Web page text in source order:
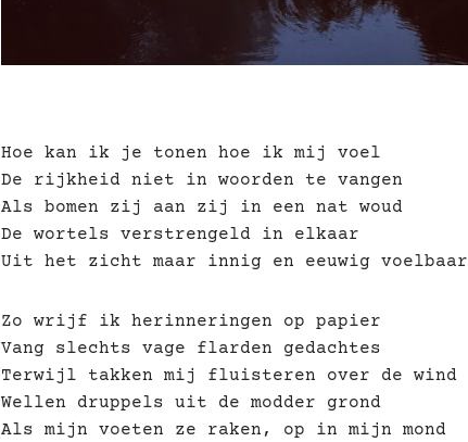
Hoe kan ik je tonen hoe ik mij voel
De rijkheid niet in woorden te vangen
Als bomen zij aan zij in een nat woud
De wortels verstrengeld in elkaar
Uit het zicht maar innig en eeuwig voelbaar
Zo wrijf ik herinneringen op papier
Vang slechts vage flarden gedachtes
Terwijl takken mij fluisteren over de wind
Wellen druppels uit de modder grond
Als mijn voeten ze raken, op in mijn mond